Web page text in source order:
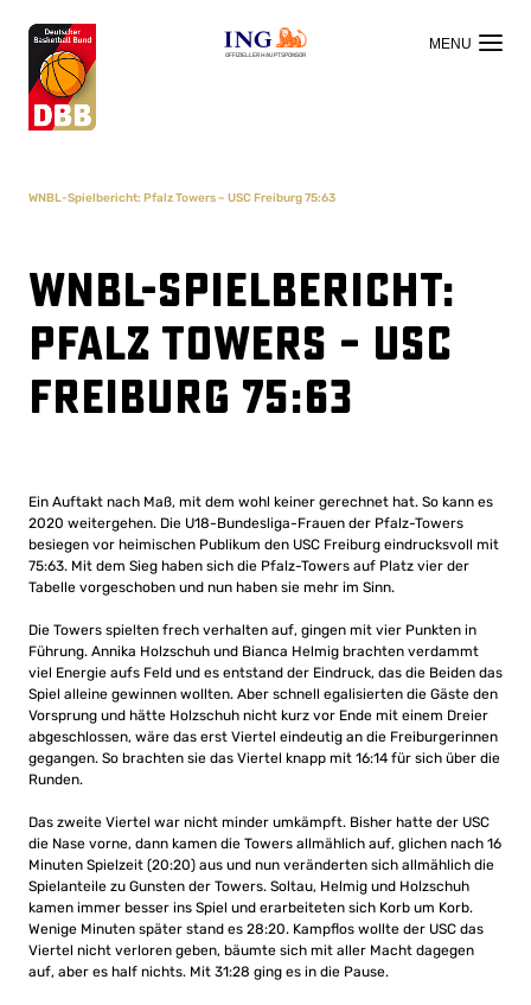
OFFIZIELLER HAUPTSPONSOR
WNBL-Spielbericht: Pfalz Towers – USC Freiburg 75:63
WNBL-Spielbericht:
Pfalz Towers – USC
Freiburg 75:63
Ein Auftakt nach Maß, mit dem wohl keiner gerechnet hat. So kann es
2020 weitergehen. Die U18-Bundesliga-Frauen der Pfalz-Towers
besiegen vor heimischen Publikum den USC Freiburg eindrucksvoll mit
75:63. Mit dem Sieg haben sich die Pfalz-Towers auf Platz vier der
Tabelle vorgeschoben und nun haben sie mehr im Sinn.
Die Towers spielten frech verhalten auf, gingen mit vier Punkten in
Führung. Annika Holzschuh und Bianca Helmig brachten verdammt
viel Energie aufs Feld und es entstand der Eindruck, das die Beiden das
Spiel alleine gewinnen wollten. Aber schnell egalisierten die Gäste den
Vorsprung und hätte Holzschuh nicht kurz vor Ende mit einem Dreier
abgeschlossen, wäre das erst Viertel eindeutig an die Freiburgerinnen
gegangen. So brachten sie das Viertel knapp mit 16:14 für sich über die
Runden.
Das zweite Viertel war nicht minder umkämpft. Bisher hatte der USC
die Nase vorne, dann kamen die Towers allmählich auf, glichen nach 16
Minuten Spielzeit (20:20) aus und nun veränderten sich allmählich die
Spielanteile zu Gunsten der Towers. Soltau, Helmig und Holzschuh
kamen immer besser ins Spiel und erarbeiteten sich Korb um Korb.
Wenige Minuten später stand es 28:20. Kampflos wollte der USC das
Viertel nicht verloren geben, bäumte sich mit aller Macht dagegen
auf, aber es half nichts. Mit 31:28 ging es in die Pause.